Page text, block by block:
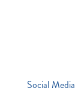
Social Media